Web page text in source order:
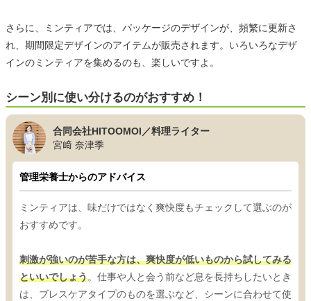
さらに、ミンティアでは、パッケージのデザインが、頻繁に更新さ
れ、期間限定デザインのアイテムが販売されます。いろいろなデザ
インのミンティアを集めるのも、楽しいですよ。
シーン別に使い分けるのがおすすめ！
合同会社HITOOMOI／料理ライター
宮﨑 奈津季
管理栄養士からのアドバイス
ミンティアは、味だけではなく爽快度もチェックして選ぶのが
おすすめです。
刺激が強いのが苦手な方は、爽快度が低いものから試してみる
といいでしょう。仕事や人と会う前など息を長持ちしたいとき
は、ブレスケアタイプのものを選ぶなど、シーンに合わせて使